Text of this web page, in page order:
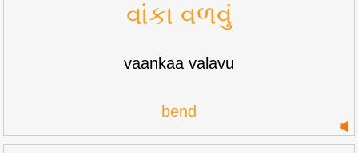
વાંકા વળવું
vaankaa valavu
bend